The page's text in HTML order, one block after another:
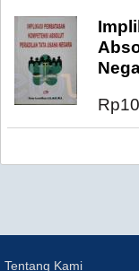
Tentang Kami